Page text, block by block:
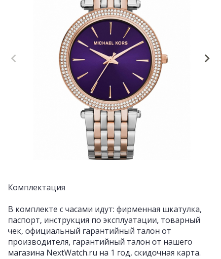
Комплектация
В комплекте с часами идут: фирменная шкатулка,
паспорт, инструкция по эксплуатации, товарный
чек, официальный гарантийный талон от
производителя, гарантийный талон от нашего
магазина NextWatch.ru на 1 год, скидочная карта.